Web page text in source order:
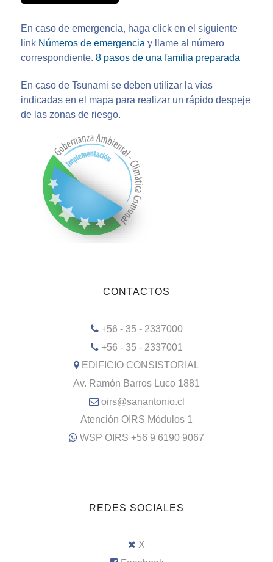
En caso de emergencia, haga click en el siguiente
link Números de emergencia y llame al número
correspondiente. 8 pasos de una familia preparada
En caso de Tsunami se deben utilizar la vías
indicadas en el mapa para realizar un rápido despeje
de las zonas de riesgo.
CONTACTOS
+56 - 35 - 2337000
+56 - 35 - 2337001
EDIFICIO CONSISTORIAL
Av. Ramón Barros Luco 1881
oirs@sanantonio.cl
Atención OIRS Módulos 1
WSP OIRS +56 9 6190 9067
REDES SOCIALES
X